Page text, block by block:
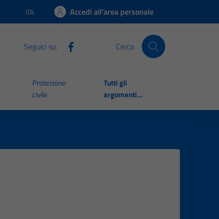
Lingua attiva:
ITA Accedi all'area personale
Seguici su: Cerca
Protezione
civile
Tutti gli
argomenti...